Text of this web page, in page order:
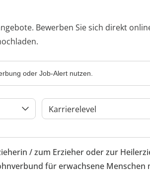
Bewerben Sie sich direkt
oder Job-Alert nutzen.
Karrierelevel
/ zum Erzieher oder zur
für erwachsene Menschen